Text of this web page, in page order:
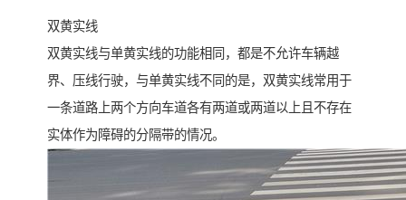
双黄实线
双黄实线与单黄实线的功能相同，都是不允许车辆越
界、压线行驶，与单黄实线不同的是，双黄实线常用于
一条道路上两个方向车道各有两道或两道以上且不存在
实体作为障碍的分隔带的情况。